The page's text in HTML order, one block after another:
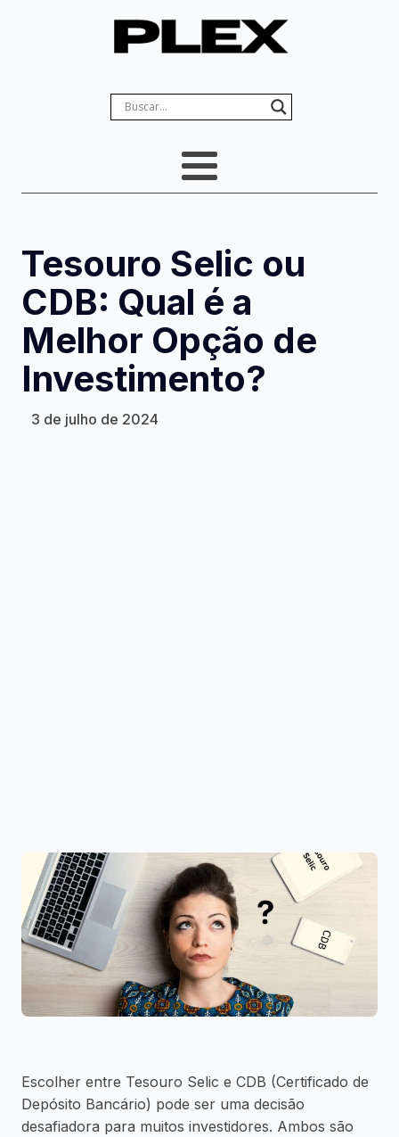
Tesouro Selic ou
CDB: Qual é a
Melhor Opção de
Investimento?
3 de julho de 2024
Escolher entre Tesouro Selic e CDB (Certificado de
Depósito Bancário) pode ser uma decisão
desafiadora para muitos investidores. Ambos são